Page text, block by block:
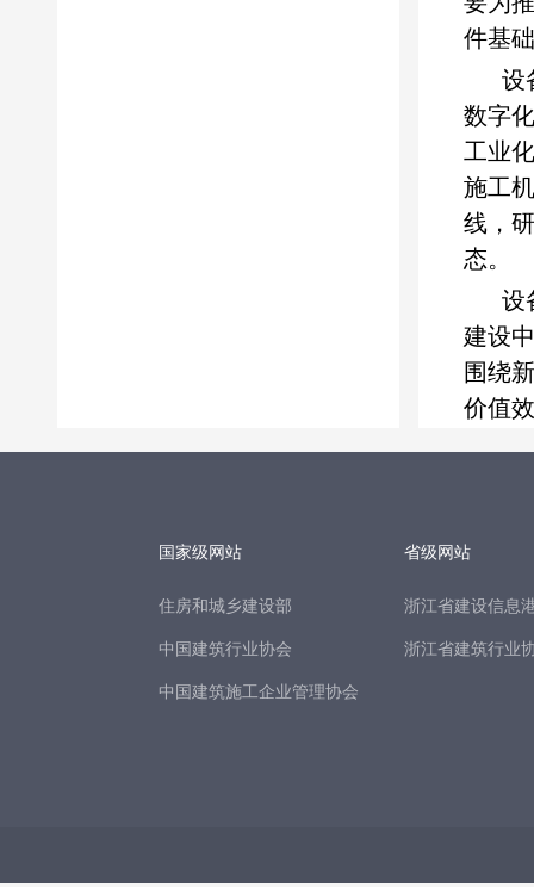
国家级网站
住房和城乡建设部
中国建筑行业协会
中国建筑施工企业管理协会
省级网站
浙江省建设信息
浙江省建筑行业